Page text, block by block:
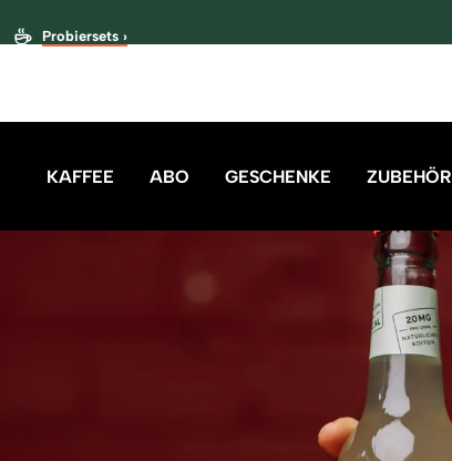
Probiersets ›
KAFFEE ABO GESCHENKE ZUBEHÖR